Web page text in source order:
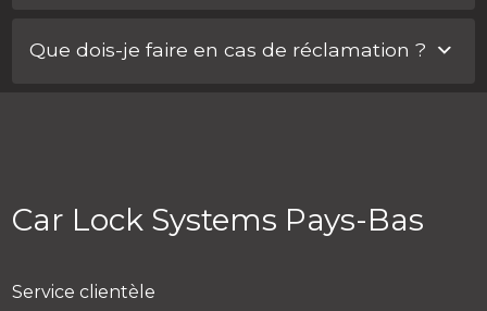
Après étude et acceptation de votre réclamation, les
frais liés à l’expédition de votre / vos article(s) vous
Que dois-je faire en cas de réclamation ?
Car Lock Systems Pays-Bas
Service clientèle